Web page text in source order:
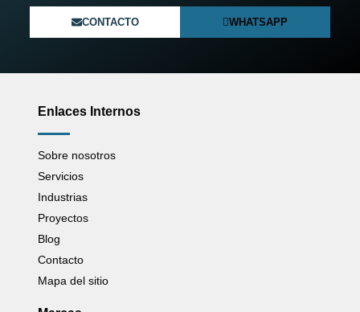
CONTACTO WHATSAPP
Enlaces Internos
Sobre nosotros
Servicios
Industrias
Proyectos
Blog
Contacto
Mapa del sitio